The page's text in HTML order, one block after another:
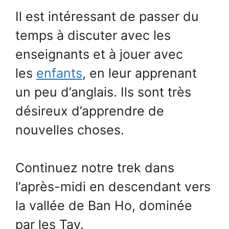
Il est intéressant de passer du
temps à discuter avec les
enseignants et à jouer avec
les enfants, en leur apprenant
un peu d’anglais. Ils sont très
désireux d’apprendre de
nouvelles choses.
Continuez notre trek dans
l’après-midi en descendant vers
la vallée de Ban Ho, dominée
par les Tay.